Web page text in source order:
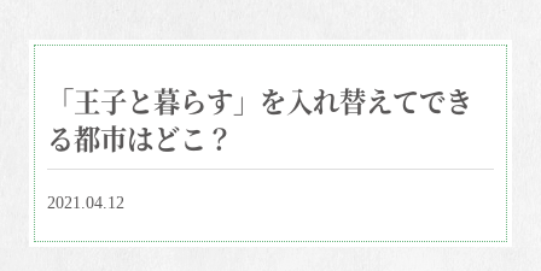
「王子と暮らす」を入れ替えてでき
る都市はどこ？
2021.04.12